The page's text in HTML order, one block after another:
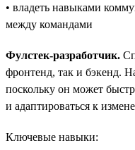
• владеть навыками
между командами
Фулстек-разработчик.
фронтенд, так и бэкенд.
поскольку он может
и адаптироваться к
Ключевые навыки: